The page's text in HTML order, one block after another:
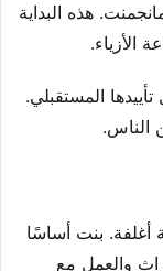
هذه البداية
الأزياء.
المستقبلي.
الناس.
أغلفة. بنت أساسًا
والعمل مع